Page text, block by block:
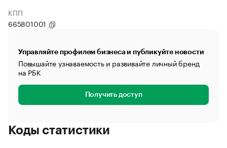
КПП
665801001
Управляйте профилем бизнеса и публикуйте новости
Повышайте узнаваемость и развивайте личный бренд
на РБК
Получить доступ
Коды статистики